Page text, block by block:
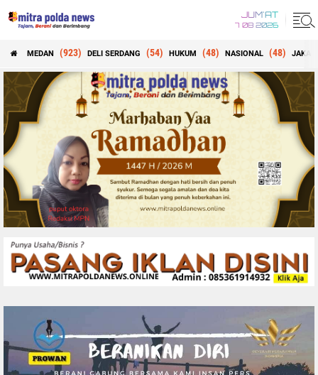
JUM'AT
7 08 2026
MEDAN (923) DELI SERDANG (54) HUKUM (48) NASIONAL (48)